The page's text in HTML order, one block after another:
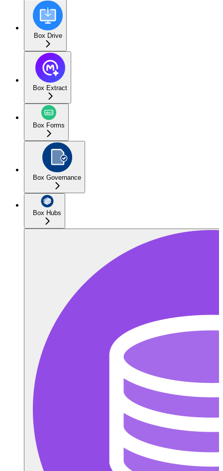
Box Drive
Box Extract
Box Forms
Box Governance
Box Hubs